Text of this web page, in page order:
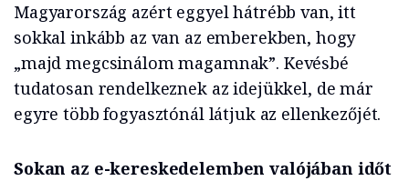
Magyarország azért eggyel hátrébb van, itt
sokkal inkább az van az emberekben, hogy
„majd megcsinálom magamnak”. Kevésbé
tudatosan rendelkeznek az idejükkel, de már
egyre több fogyasztónál látjuk az ellenkezőjét.
Sokan az e-kereskedelemben valójában időt